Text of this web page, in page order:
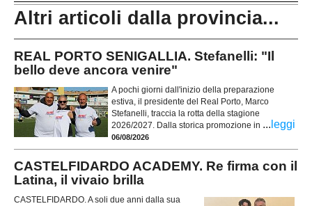
Altri articoli dalla provincia...
REAL PORTO SENIGALLIA. Stefanelli: "Il
bello deve ancora venire"
A pochi giorni dall'inizio della preparazione
estiva, il presidente del Real Porto, Marco
Stefanelli, traccia la rotta della stagione
2026/2027. Dalla storica promozione in ... leggi
06/08/2026
CASTELFIDARDO ACADEMY. Re firma con il
Latina, il vivaio brilla
CASTELFIDARDO. A soli due anni dalla sua